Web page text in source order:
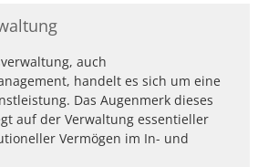
auch
handelt es sich um eine
Das Augenmerk dieses
auf der Verwaltung essentieller
Vermögen im In- und